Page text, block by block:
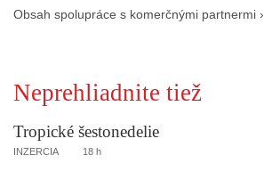
Obsah spolupráce s komerčnými partnermi ›
Neprehliadnite tiež
Tropické šestonedelie
INZERCIA 18 h